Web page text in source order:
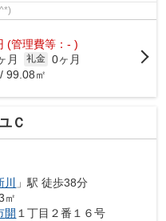
(管理費等：- )
月 礼金 0ヶ月
99.08㎡
Ｃ
」駅 徒歩38分
㎡
開 １丁目２番１６号